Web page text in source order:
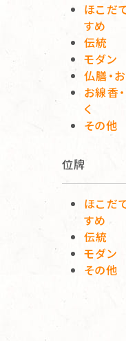
ほこだ
すめ
伝統
モダン
仏膳・
お線香
く
その他
位牌
ほこだ
すめ
伝統
モダン
その他